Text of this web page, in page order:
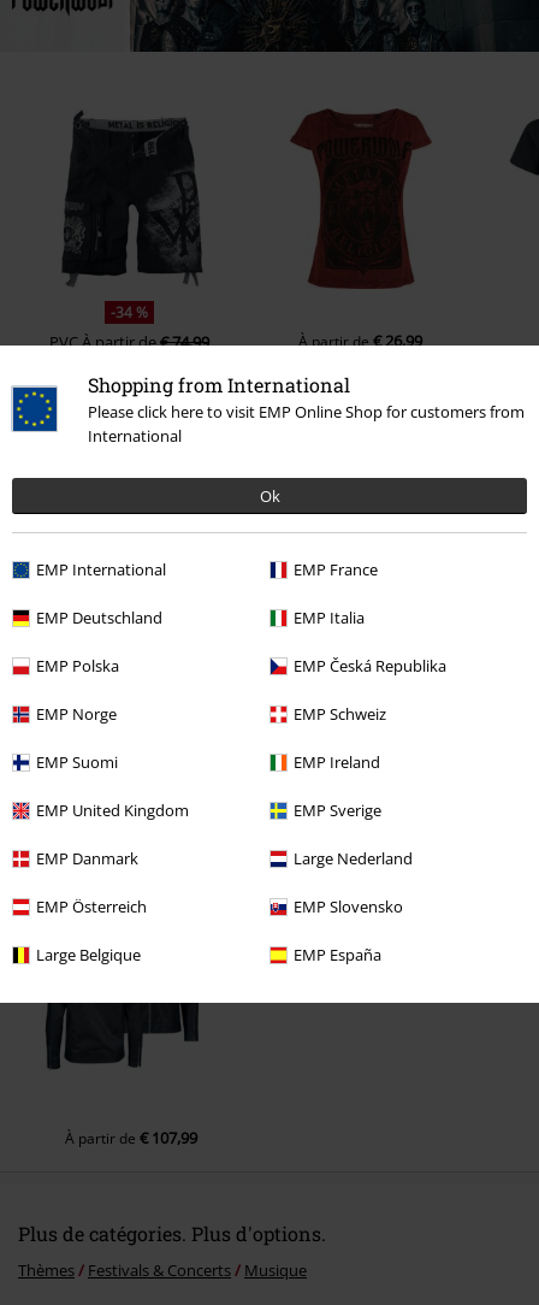
Shopping from International
Please click here to visit EMP Online Shop for customers from
International
Ok
EMP International EMP France
EMP Deutschland EMP Italia
EMP Polska EMP Česká Republika
EMP Norge EMP Schweiz
EMP Suomi EMP Ireland
EMP United Kingdom EMP Sverige
EMP Danmark Large Nederland
EMP Österreich EMP Slovensko
Large Belgique EMP España
-34 %
PVCÀ partir de€ 74,99 À partir de€ 26,99
Donnez-nous votre avis sur "EMP Signature Collection".
Rédiger un commentaire
Dernière visite
À partir de € 107,99
Plus de catégories. Plus d'options.
Thèmes Festivals & Concerts Musique